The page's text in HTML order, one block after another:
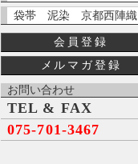
袋帯 泥染 京都西陣織
会員登録
メルマガ登録
お問い合わせ
TEL & FAX
075-701-3467